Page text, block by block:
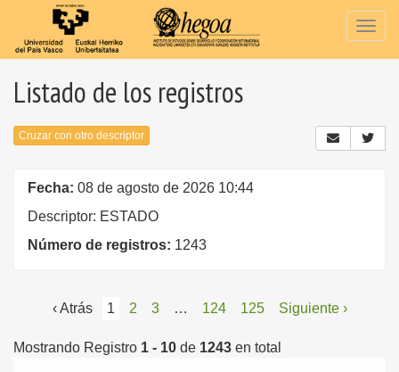
Listado de los registros
Cruzar con otro descriptor
Fecha: 08 de agosto de 2026 10:44
Descriptor: ESTADO
Número de registros: 1243
‹ Atrás 1 2 3 … 124 125 Siguiente ›
Mostrando Registro 1 - 10 de 1243 en total